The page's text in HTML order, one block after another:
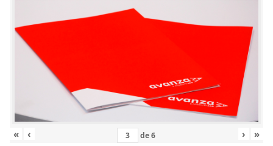
« ‹ de6 › »